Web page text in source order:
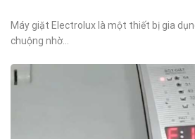
Máy giặt Electrolux là một thiết bị gia
chuộng nhờ...